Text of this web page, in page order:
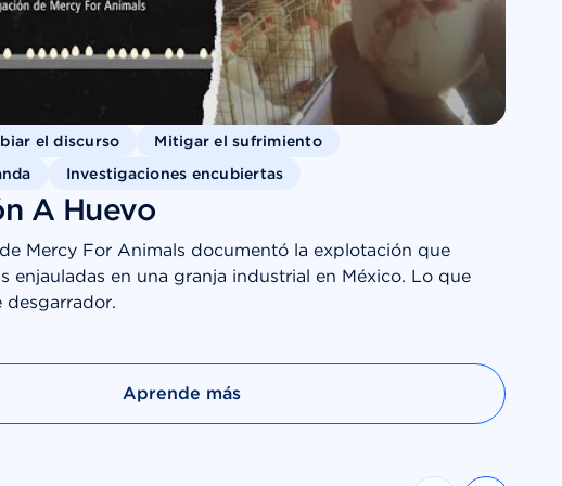
el discurso
Mitigar el sufrimiento
Investigaciones encubiertas
A Huevo
Mercy For Animals documentó la explotación que
enjauladas en una granja industrial en México. Lo que
desgarrador.
Aprende más